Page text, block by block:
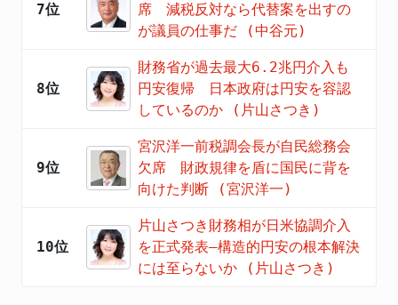
7位
席 減税反対なら代替案を出すの
が議員の仕事だ (中谷元)
8位
財務省が過去最大6.2兆円介入も
円安復帰 日本政府は円安を容認
しているのか (片山さつき)
9位
宮沢洋一前税調会長が自民総務会
欠席 財政規律を盾に国民に背を
向けた判断 (宮沢洋一)
10位
片山さつき財務相が日米協調介入
を正式発表―構造的円安の根本解決
には至らないか (片山さつき)